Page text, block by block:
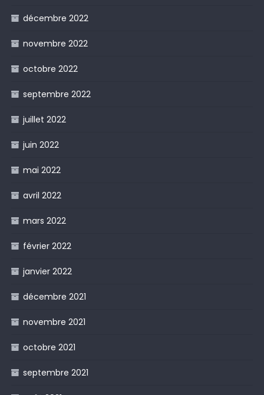
décembre 2022
novembre 2022
octobre 2022
septembre 2022
juillet 2022
juin 2022
mai 2022
avril 2022
mars 2022
février 2022
janvier 2022
décembre 2021
novembre 2021
octobre 2021
septembre 2021